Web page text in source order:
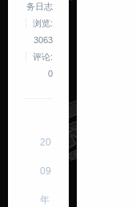
务日志
浏览:
3063
评论:
0
20
09
年